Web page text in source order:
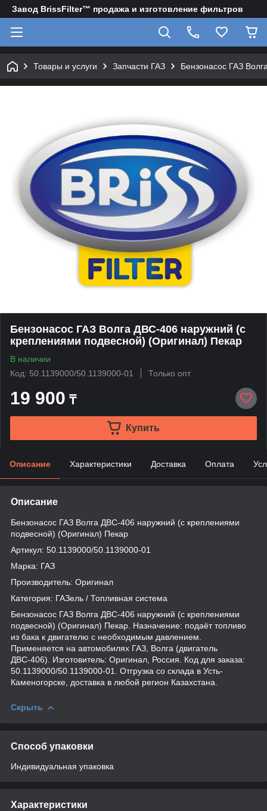
Завод BrissFilter™ продажа и изготовление фильтров
Товары и услуги Запчасти ГАЗ Бензонасос ГАЗ
Бензонасос ГАЗ Волга ДВС-406 наружний (с
креплениями подвесной) (Оригинал) Пекар
В наличии
Код: 50.1139000/50.1139000-01
Только опт
19 900 ₸
Купить
Описание Характеристики Доставка Оплата
Описание
Бензонасос ГАЗ Волга ДВС-406 наружний (с креплениями
подвесной) (Оригинал) Пекар
Артикул: 50.1139000/50.1139000-01
Марка: ГАЗ
Производитель: Оригинал
Категория: ГАЗель / Топливная система
Бензонасос ГАЗ Волга ДВС-406 наружний (с креплениями
подвесной) (Оригинал) Пекар. Назначение: подаёт топливо
из бака к двигателю с необходимым давлением.
Применяется на автомобилях ГАЗ, Волга (двигатель
ДВС-406). Изготовитель: Оригинал, Россия. Код для заказа:
50.1139000/50.1139000-01. Отгрузка со склада в Усть-
Каменогорске, доставка в любой регион Казахстана.
Скрыть
Способ упаковки
Индивидуальная упаковка
Характеристики